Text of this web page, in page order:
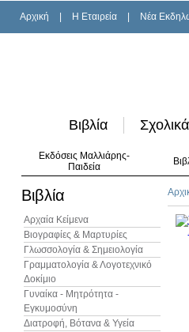
Αρχική H Εταιρεία Νέα
Βιβλία Σχολικά
Εκδόσεις Μαλλιάρης-
Παιδεία
Βιβλία
Αρχαία Κείμενα
Βιογραφίες & Μαρτυρίες
Γλωσσολογία & Σημειολογία
Γραμματολογία & Λογοτεχνικό
Δοκίμιο
Γυναίκα - Μητρότητα -
Εγκυμοσύνη
Διατροφή, Βότανα & Υγεία